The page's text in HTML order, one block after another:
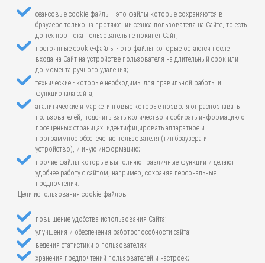
сеансовые cookie-файлы - это файлы которые сохраняются в
браузере только на протяжении сеанса пользователя на Сайте, то есть
до тех пор пока пользователь не покинет Сайт;
постоянные cookie-файлы - это файлы которые остаются после
входа на Сайт на устройстве пользователя на длительный срок или
до момента ручного удаления;
технические - которые необходимы для правильной работы и
функционала сайта;
аналитические и маркетинговые которые позволяют распознавать
пользователей, подсчитывать количество и собирать информацию о
посещенных страницах, идентифицировать аппаратное и
программное обеспечение пользователя (тип браузера и
устройство), и иную информацию;
прочие файлы которые выполняют различные функции и делают
удобнее работу с сайтом, например, сохраняя персональные
предпочтения.
Цели использования cookie-файлов
повышение удобства использования Сайта;
улучшения и обеспечения работоспособности сайта;
ведения статистики о пользователях;
хранения предпочтений пользователей и настроек;